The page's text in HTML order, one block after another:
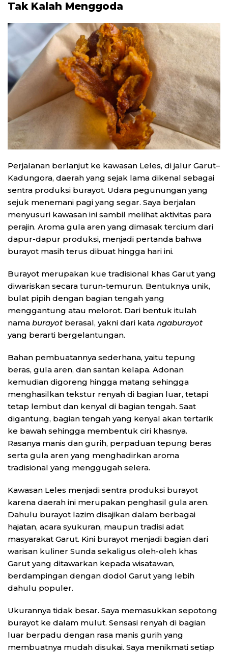
Tak Kalah Menggoda
Perjalanan berlanjut ke kawasan Leles, di jalur Garut–
Kadungora, daerah yang sejak lama dikenal sebagai
sentra produksi burayot. Udara pegunungan yang
sejuk menemani pagi yang segar. Saya berjalan
menyusuri kawasan ini sambil melihat aktivitas para
perajin. Aroma gula aren yang dimasak tercium dari
dapur-dapur produksi, menjadi pertanda bahwa
burayot masih terus dibuat hingga hari ini.
Burayot merupakan kue tradisional khas Garut yang
diwariskan secara turun-temurun. Bentuknya unik,
bulat pipih dengan bagian tengah yang
menggantung atau melorot. Dari bentuk itulah
nama burayot berasal, yakni dari kata ngaburayot
yang berarti bergelantungan.
Bahan pembuatannya sederhana, yaitu tepung
beras, gula aren, dan santan kelapa. Adonan
kemudian digoreng hingga matang sehingga
menghasilkan tekstur renyah di bagian luar, tetapi
tetap lembut dan kenyal di bagian tengah. Saat
digantung, bagian tengah yang kenyal akan tertarik
ke bawah sehingga membentuk ciri khasnya.
Rasanya manis dan gurih, perpaduan tepung beras
serta gula aren yang menghadirkan aroma
tradisional yang menggugah selera.
Kawasan Leles menjadi sentra produksi burayot
karena daerah ini merupakan penghasil gula aren.
Dahulu burayot lazim disajikan dalam berbagai
hajatan, acara syukuran, maupun tradisi adat
masyarakat Garut. Kini burayot menjadi bagian dari
warisan kuliner Sunda sekaligus oleh-oleh khas
Garut yang ditawarkan kepada wisatawan,
berdampingan dengan dodol Garut yang lebih
dahulu populer.
Ukurannya tidak besar. Saya memasukkan sepotong
burayot ke dalam mulut. Sensasi renyah di bagian
luar berpadu dengan rasa manis gurih yang
membuatnya mudah disukai. Saya menikmati setiap